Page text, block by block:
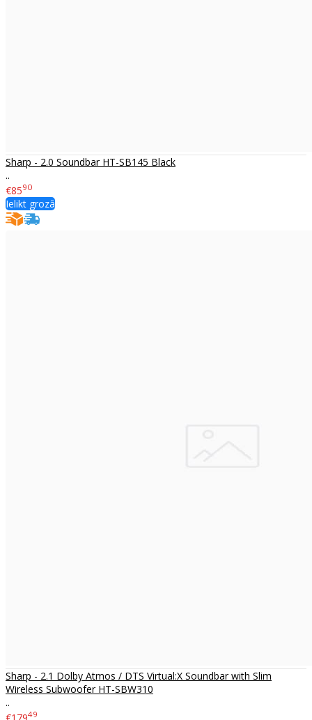
Sharp - 2.0 Soundbar HT-SB145 Black
..
€8590
Ielikt grozā
Sharp - 2.1 Dolby Atmos / DTS Virtual:X Soundbar with Slim
Wireless Subwoofer HT-SBW310
..
49